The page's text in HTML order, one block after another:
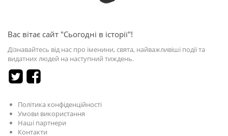
Вас вітає сайт "Сьогодні в історії"!
Дізнавайтесь від нас про іменини, свята, найважливіші події та
видатних людей на наступний тиждень.
Політика конфіденційності
Умови використання
Наші партнери
Контакти